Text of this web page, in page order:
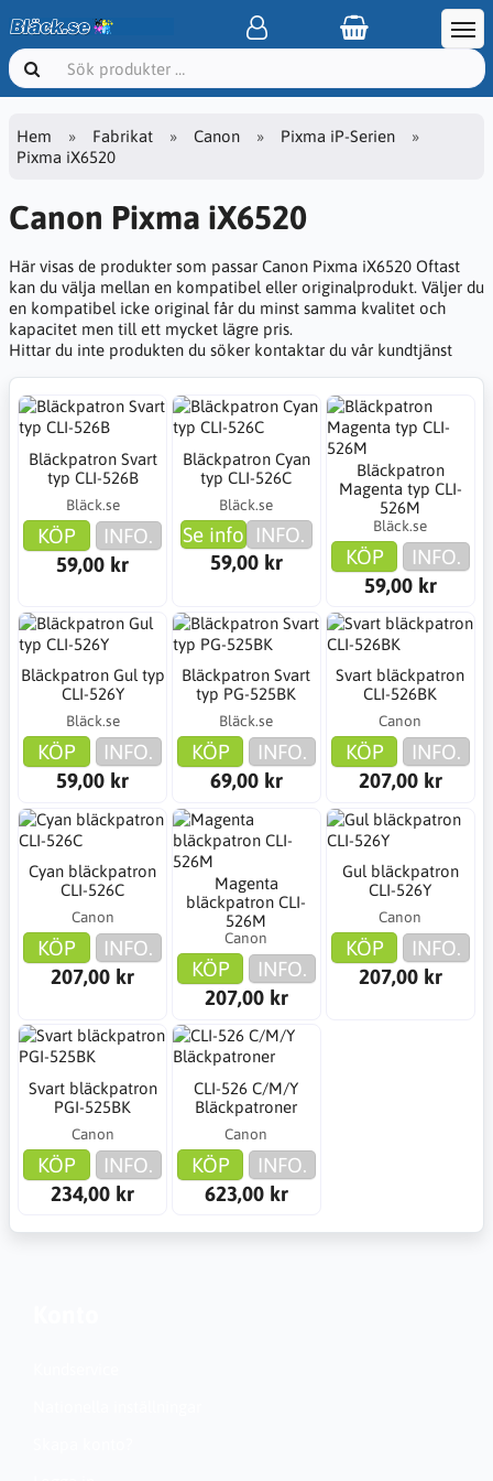
Hem Fabrikat Canon
Pixma iP-Serien
Pixma iX6520
Canon Pixma iX6520
Här visas de produkter som passar Canon Pixma iX6520 Oftast
kan du välja mellan en kompatibel eller originalprodukt. Väljer du
en kompatibel icke original får du minst samma kvalitet och
kapacitet men till ett mycket lägre pris.
Hittar du inte produkten du söker kontaktar du vår kundtjänst
Bläckpatron Svart
typ CLI-526B
Bläck.se
KÖP
INFO.
59,00 kr
Bläckpatron Cyan
typ CLI-526C
Bläck.se
Se info INFO.
59,00 kr
Bläckpatron
Magenta typ CLI-
526M
Bläck.se
KÖP
INFO.
59,00 kr
Bläckpatron Gul typ
CLI-526Y
Bläck.se
KÖP
INFO.
59,00 kr
Bläckpatron Svart
typ PG-525BK
Bläck.se
KÖP
INFO.
69,00 kr
Svart bläckpatron
CLI-526BK
Canon
KÖP
INFO.
207,00 kr
Cyan bläckpatron
CLI-526C
Canon
KÖP
INFO.
207,00 kr
Magenta
bläckpatron CLI-
526M
Canon
KÖP
INFO.
207,00 kr
Gul bläckpatron
CLI-526Y
Canon
KÖP
INFO.
207,00 kr
Svart bläckpatron
PGI-525BK
Canon
KÖP
INFO.
234,00 kr
CLI-526 C/M/Y
Bläckpatroner
Canon
KÖP
INFO.
623,00 kr